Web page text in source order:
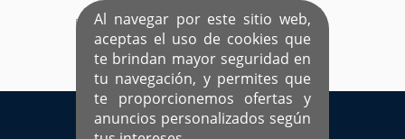
Al navegar por este sitio web,
aceptas el uso de cookies que
te brindan mayor seguridad en
tu navegación, y permites que
te proporcionemos ofertas y
anuncios personalizados según
EL ÚNICO SITIO DEDICADO A SOLTEROS
HISPANOS COMO TÚ